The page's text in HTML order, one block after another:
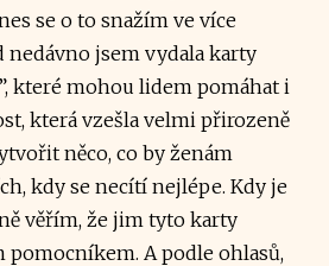
se o to snažím ve více
nedávno jsem vydala karty
které mohou lidem pomáhat i
která vzešla velmi přirozeně
něco, co by ženám
kdy se necítí nejlépe. Kdy je
věřím, že jim tyto karty
A podle ohlasů,